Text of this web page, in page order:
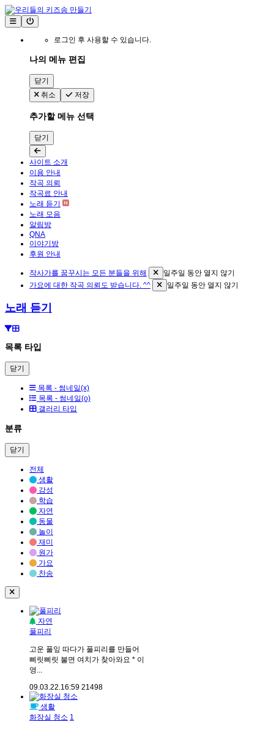
로그인 후 사용할 수 있습니다.
나의 메뉴 편집
닫기
취소
저장
추가할 메뉴 선택
닫기
사이트 소개
이용 안내
작곡 의뢰
작곡료 안내
노래 듣기
노래 모음
알림방
QNA
이야기방
후원 안내
작사가를 꿈꾸시는 모든 분들을 위해
일주일 동안 열지 않기
가요에 대한 작곡 의뢰도 받습니다. ^^
일주일 동안 열지 않기
노래 듣기
목록 타입
닫기
목록 - 썸네일(x)
목록 - 썸네일(o)
갤러리 타입
분류
닫기
전체
생활
감성
학습
자연
동물
놀이
재미
원가
가요
찬송
자연
풀피리
고운 풀잎 따다가 풀피리를 만들어
삐릿삐릿 불면 여치가 찾아와요 * 이
영...
09.03.22.16:59 21498
생활
화장실 청소 1